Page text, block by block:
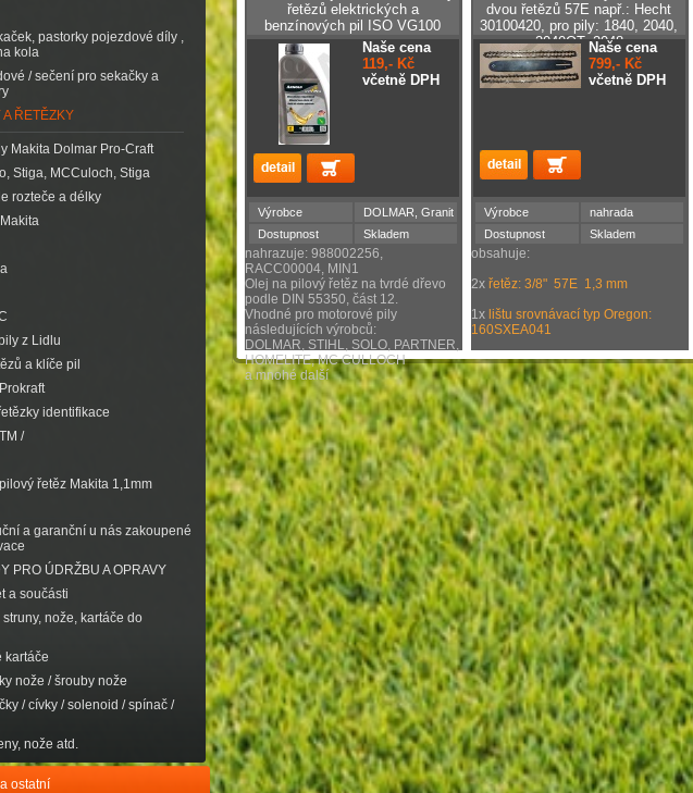
pastorky pojezdové díly ,
kola
/ sečení pro sekačky a
A ŘETĚZKY
Makita Dolmar Pro-Craft
Stiga, MCCuloch, Stiga
rozteče a délky
z Lidlu
a klíče pil
identifikace
/
řetěz Makita 1,1mm
a garanční u nás zakoupené
PRO ÚDRŽBU A OPRAVY
a součásti
nože, kartáče do
kartáče
nože / šrouby nože
/ cívky / solenoid / spínač /
nože atd.
ostatní
řetězů elektrických a
benzínových pil ISO VG100
Naše cena
119,- Kč
včetně DPH
Výrobce
DOLMAR, Granit
Dostupnost
Skladem
nahrazuje: 988002256,
RACC00004, MIN1
Olej na pilový řetěz na tvrdé dřevo
podle DIN 55350, část 12.
Vhodné pro motorové pily
následujících výrobců:
DOLMAR, STIHL, SOLO, PARTNER,
HOMELITE, MC CULLOCH
a mnohé další
dvou řetězů 57E např.: Hecht
30100420, pro pily: 1840, 2040,
2040QT, 2048Naše cena
799,- Kč
včetně DPH
Výrobce
nahrada
Dostupnost
Skladem
obsahuje:
2x řetěz: 3/8" 57E 1,3 mm
1x lištu srovnávací typ Oregon:
160SXEA041